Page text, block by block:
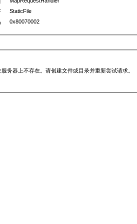
StaticFile
0x80070002
务器上不存在。请创建文件或目录并重新尝试请求。